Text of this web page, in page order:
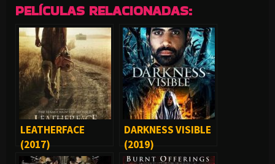
PELÍCULAS RELACIONADAS:
LEATHERFACE
(2017)
DARKNESS VISIBLE
(2019)